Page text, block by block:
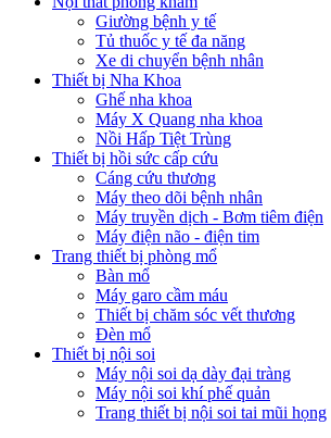
Giường bệnh y tế
Tủ thuốc y tế đa năng
Xe di chuyển bệnh nhân
Thiết bị Nha Khoa
Ghế nha khoa
Máy X Quang nha khoa
Nồi Hấp Tiệt Trùng
Thiết bị hồi sức cấp cứu
Cáng cứu thương
Máy theo dõi bệnh nhân
Máy truyền dịch - Bơm tiêm điện
Máy điện não - điện tim
Trang thiết bị phòng mổ
Bàn mổ
Máy garo cầm máu
Thiết bị chăm sóc vết thương
Đèn mổ
Thiết bị nội soi
Máy nội soi dạ dày đại tràng
Máy nội soi khí phế quản
Trang thiết bị nội soi tai mũi họng